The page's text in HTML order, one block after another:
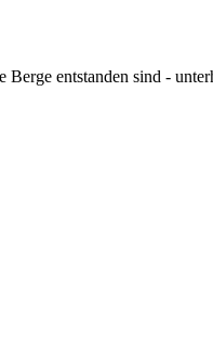
entstanden sind -